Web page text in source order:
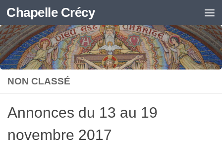
Skip to content
Chapelle Crécy
NON CLASSÉ
Annonces du 13 au 19
novembre 2017